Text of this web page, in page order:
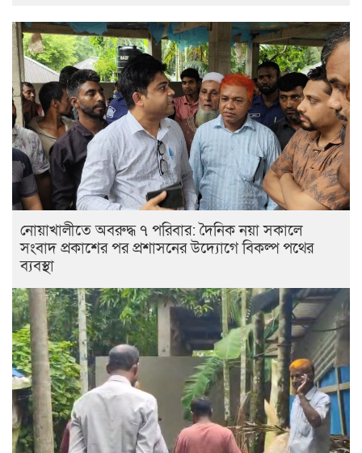
নোয়াখালীতে অবরুদ্ধ ৭ পরিবার: দৈনিক নয়া সকালে
সংবাদ প্রকাশের পর প্রশাসনের উদ্যোগে বিকল্প পথের
ব্যবস্থা